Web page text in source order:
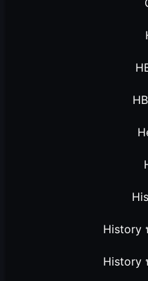
History
History